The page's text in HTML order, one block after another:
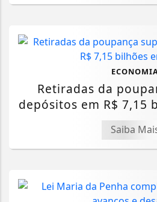
Retiradas da
depósitos em R$ 7,15
Saiba